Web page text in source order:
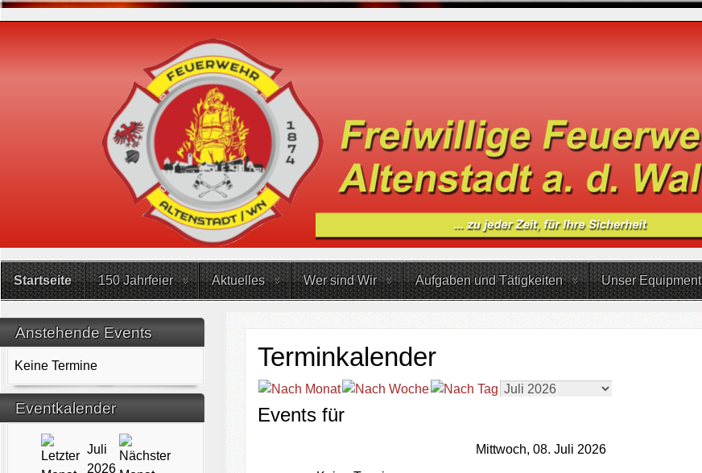
Startseite 150 Jahrfeier Aktuelles Wer sind Wir Aufgaben und Tätigkeiten Unser Equipment
Anstehende Events
Keine Termine
Eventkalender
Juli
2026
Terminkalender
Events für
Mittwoch, 08. Juli 2026